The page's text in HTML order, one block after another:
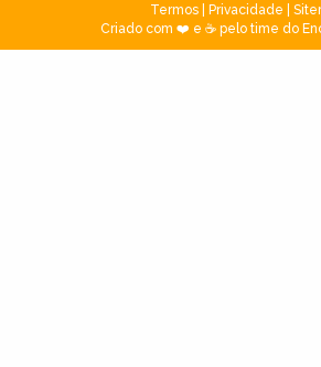
Termos| Privacidade
Criado com ❤️ e ☕ pelo time do